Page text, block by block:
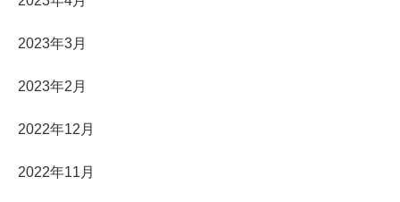
2023年3月
2023年2月
2022年12月
2022年11月